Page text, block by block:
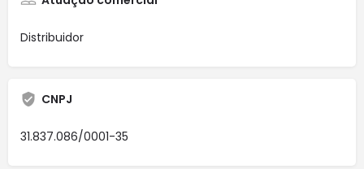
Distribuidor
CNPJ
31.837.086/0001-35